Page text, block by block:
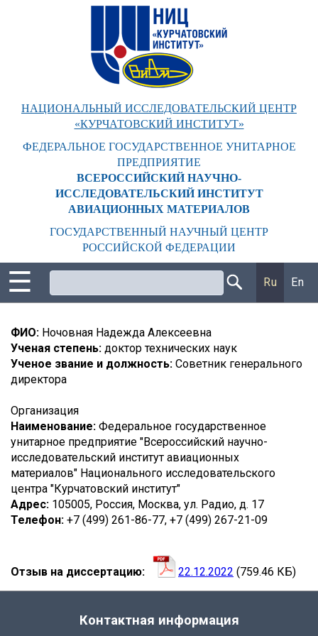
НАЦИОНАЛЬНЫЙ ИССЛЕДОВАТЕЛЬСКИЙ ЦЕНТР
«КУРЧАТОВСКИЙ ИНСТИТУТ»
ФЕДЕРАЛЬНОЕ ГОСУДАРСТВЕННОЕ УНИТАРНОЕ
ПРЕДПРИЯТИЕ
ВСЕРОССИЙСКИЙ НАУЧНО-
ИССЛЕДОВАТЕЛЬСКИЙ ИНСТИТУТ
АВИАЦИОННЫХ МАТЕРИАЛОВ
ГОСУДАРСТВЕННЫЙ НАУЧНЫЙ ЦЕНТР
РОССИЙСКОЙ ФЕДЕРАЦИИ
☰ Ru En
ЗАВОДОВ
АДРИАН
ВАЛЕНТИНОВИЧ
ФИО: Ночовная Надежда Алексеевна
Ученая степень: доктор технических наук
Ученое звание и должность: Советник генерального
директора
Организация
Наименование: Федеральное государственное
унитарное предприятие "Всероссийский научно-
исследовательский институт авиационных
материалов" Национального исследовательского
центра "Курчатовский институт"
Адрес: 105005, Россия, Москва, ул. Радио, д. 17
Телефон: +7 (499) 261-86-77, +7 (499) 267-21-09
Отзыв на диссертацию 22.12.2022 (759.46 КБ)
Контактная информация